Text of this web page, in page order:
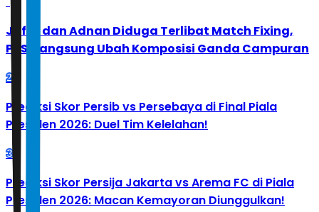
Jafar dan Adnan Diduga Terlibat Match Fixing,
PBSI Langsung Ubah Komposisi Ganda Campuran
2
Prediksi Skor Persib vs Persebaya di Final Piala
Presiden 2026: Duel Tim Kelelahan!
3
Prediksi Skor Persija Jakarta vs Arema FC di Piala
Presiden 2026: Macan Kemayoran Diunggulkan!